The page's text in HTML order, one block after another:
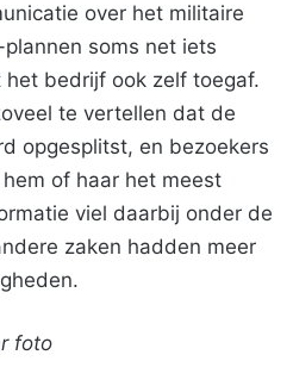
over het militaire
soms net iets
bedrijf ook zelf toegaf.
te vertellen dat de
opgesplitst, en bezoekers
of haar het meest
viel daarbij onder de
zaken hadden meer
foto